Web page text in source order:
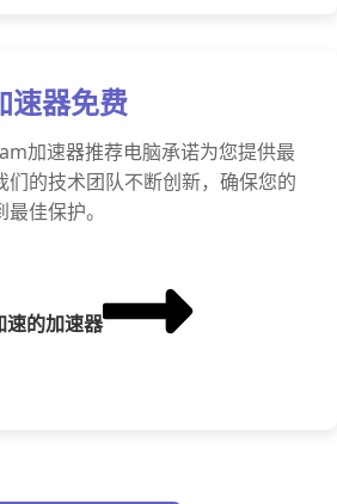
器免费
加速器推荐电脑承诺为您提供最
们的技术团队不断创新，确保您的
佳保护。
速的加速器